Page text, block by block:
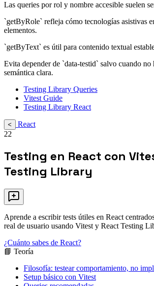
Las queries por rol y nombre accesible suelen
`getByRole` refleja cómo tecnologías asistivas
elementos.
`getByText` es útil para contenido textual
Evita depender de `data-testid` salvo cuando no
semántica clara.
Testing Library Queries
Vitest Guide
Testing Library React
<
React
22
Testing en React con
Testing Library
Aprende a escribir tests útiles en React
real de usuario usando Vitest y React Testing
¿Cuánto sabes de React?
📘 Teoría
Filosofía: testear comportamiento, no
Setup básico con Vitest